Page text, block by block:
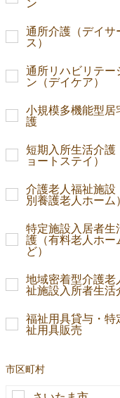
ン
通所介護（デイサ
ス）
通所リハビリテー
ン（デイケア）
小規模多機能型居
護
短期入所生活介護
ョートステイ）
介護老人福祉施設
別養護老人ホーム
特定施設入居者生
護（有料老人ホー
ど）
地域密着型介護老
祉施設入所者生活
福祉用具貸与・特
祉用具販売
市区町村